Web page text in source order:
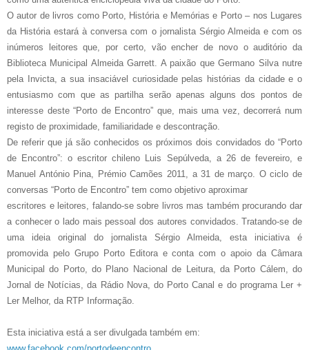
O autor de livros como Porto, História e Memórias e Porto – nos Lugares
da História estará à conversa com o jornalista Sérgio Almeida e com os
inúmeros leitores que, por certo, vão encher de novo o auditório da
Biblioteca Municipal Almeida Garrett. A paixão que Germano Silva nutre
pela Invicta, a sua insaciável curiosidade pelas histórias da cidade e o
entusiasmo com que as partilha serão apenas alguns dos pontos de
interesse deste “Porto de Encontro” que, mais uma vez, decorrerá num
registo de proximidade, familiaridade e descontração.
De referir que já são conhecidos os próximos dois convidados do “Porto
de Encontro”: o escritor chileno Luis Sepúlveda, a 26 de fevereiro, e
Manuel António Pina, Prémio Camões 2011, a 31 de março. O ciclo de
conversas “Porto de Encontro” tem como objetivo aproximar
escritores e leitores, falando-se sobre livros mas também procurando dar
a conhecer o lado mais pessoal dos autores convidados. Tratando-se de
uma ideia original do jornalista Sérgio Almeida, esta iniciativa é
promovida pelo Grupo Porto Editora e conta com o apoio da Câmara
Municipal do Porto, do Plano Nacional de Leitura, da Porto Cálem, do
Jornal de Notícias, da Rádio Nova, do Porto Canal e do programa Ler +
Ler Melhor, da RTP Informação.
Esta iniciativa está a ser divulgada também em: